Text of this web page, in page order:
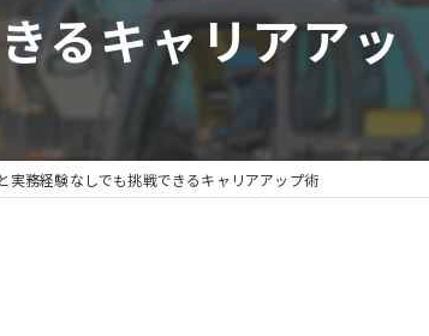
るキャリアアッ
実務経験なしでも挑戦できるキャリアアップ術